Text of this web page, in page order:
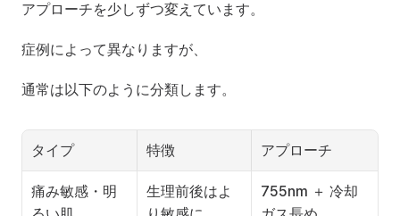
アプローチを少しずつ変えています。
症例によって異なりますが、
通常は以下のように分類します。
タイプ 特徴 アプローチ
痛み敏感・明
生理前後はよ
755nm ＋ 冷却